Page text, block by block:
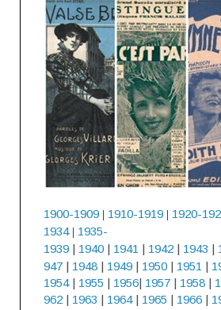
1900-1909| 1910-1919| 1920-
1934| 1935-
1939 | 1940| 1941 | 1942| 1943 |
947 | 1948 | 1949 | 1950 | 1951 |
1954| 1955 | 1956| 1957| 1958|
962| 1963 | 1964| 1965 | 1966 |